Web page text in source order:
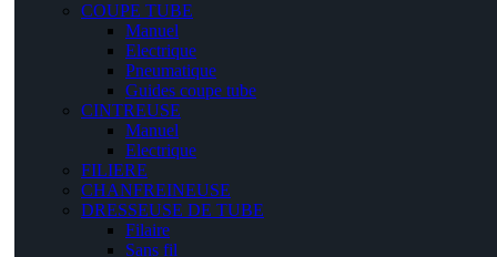
COUPE TUBE
Manuel
Electrique
Pneumatique
Guides coupe tube
CINTREUSE
Manuel
Electrique
FILIERE
CHANFREINEUSE
DRESSEUSE DE TUBE
Filaire
Sans fil